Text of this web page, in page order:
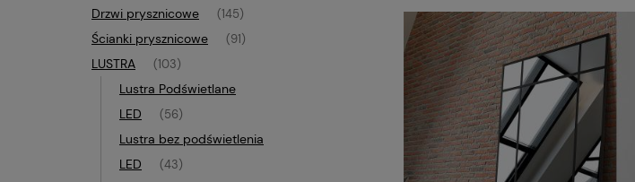
Drzwi prysznicowe (145)
Ścianki prysznicowe (91)
LUSTRA (103)
Lustra Podświetlane
LED
(56)
Lustra bez podświetlenia
LED
(43)